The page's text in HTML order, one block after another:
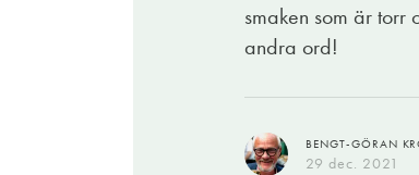
smaken som är torr
andra ord!
BENGT-GÖRAN
29 dec. 2021